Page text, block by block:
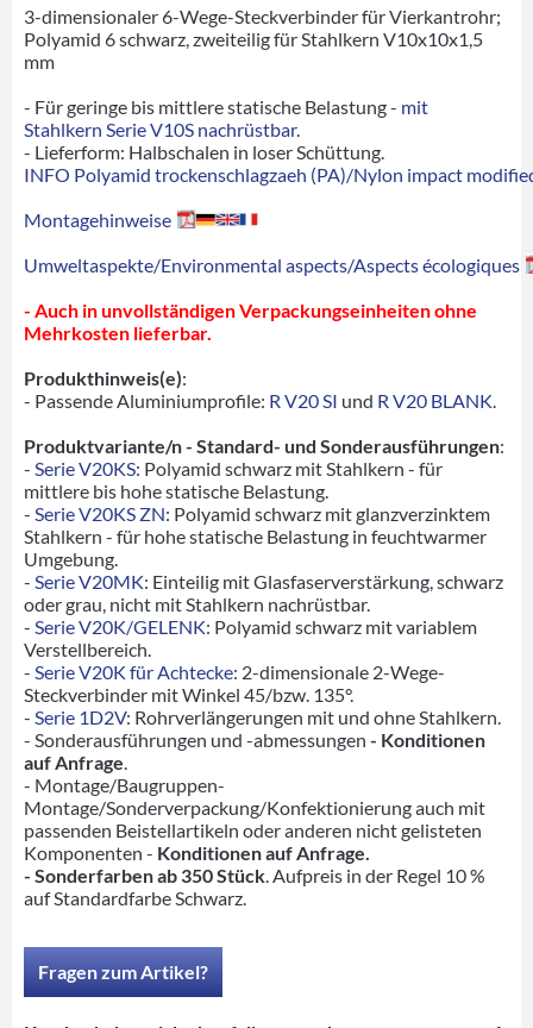
3-dimensionaler 6-Wege-Steckverbinder für Vierkantrohr;
Polyamid 6 schwarz, zweiteilig für Stahlkern V10x10x1,5
mm
- Für geringe bis mittlere statische Belastung - mit
Stahlkern Serie V10S nachrüstbar.
- Lieferform: Halbschalen in loser Schüttung.
INFO Polyamid trockenschlagzaeh (PA)/Nylon impact
Montagehinweise
Umweltaspekte/Environmental aspects/Aspects écologiques
- Auch in unvollständigen Verpackungseinheiten ohne
Mehrkosten lieferbar.
Produkthinweis(e):
- Passende Aluminiumprofile: R V20 SI und R V20 BLANK
Produktvariante/n - Standard- und Sonderausführungen:
- Serie V20KS: Polyamid schwarz mit Stahlkern - für
mittlere bis hohe statische Belastung.
- Serie V20KS ZN: Polyamid schwarz mit glanzverzinktem
Stahlkern - für hohe statische Belastung in feuchtwarmer
Umgebung.
- Serie V20MK: Einteilig mit Glasfaserverstärkung, schwarz
oder grau, nicht mit Stahlkern nachrüstbar.
- Serie V20K/GELENK: Polyamid schwarz mit variablem
Verstellbereich.
- Serie V20K für Achtecke: 2-dimensionale 2-Wege-
Steckverbinder mit Winkel 45/bzw. 135°.
- Serie 1D2V: Rohrverlängerungen mit und ohne Stahlkern.
- Sonderausführungen und -abmessungen - Konditionen
auf Anfrage
- Montage/Baugruppen-
Montage/Sonderverpackung/Konfektionierung auch mit
passenden Beistellartikeln oder anderen nicht gelisteten
Komponenten - Konditionen auf Anfrage.
- Sonderfarben ab 350 Stück . Aufpreis in der Regel 10 %
auf Standardfarbe Schwarz.
Fragen zum Artikel?